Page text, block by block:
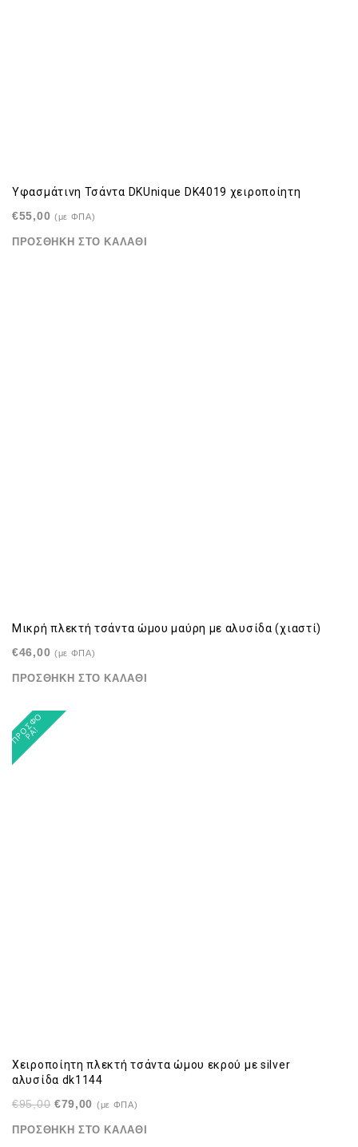
Υφασμάτινη Τσάντα DKUnique DK4019 χειροποίητη
€55,00 (με ΦΠΑ)
ΠΡΟΣΘΉΚΗ ΣΤΟ ΚΑΛΆΘΙ
Μικρή πλεκτή τσάντα ώμου μαύρη με αλυσίδα (χιαστί)
€46,00 (με ΦΠΑ)
ΠΡΟΣΘΉΚΗ ΣΤΟ ΚΑΛΆΘΙ
Π
Ρ
Ο
Σ
Φ
Ο
Ρ
Ά
!
Χειροποίητη πλεκτή τσάντα ώμου εκρού με silver
αλυσίδα dk1144
€95,00 Original
€79,00 Η(με ΦΠΑ)
ΠΡΟΣΘΉΚΗ ΣΤΟ ΚΑΛΆΘΙ